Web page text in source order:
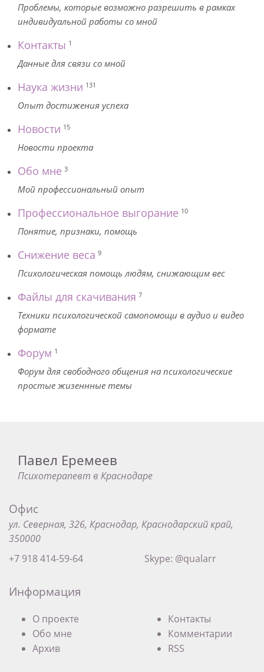
Проблемы, которые возможно разрешить в рамках
индивидуальной работы со мной
Контакты 1
Данные для связи со мной
Наука жизни 131
Опыт достижения успеха
Новости 15
Новости проекта
Обо мне 3
Мой профессиональный опыт
Профессиональное выгорание 10
Понятие, признаки, помощь
Снижение веса 9
Психологическая помощь людям, снижающим вес
Файлы для скачивания 7
Техники психологической самопомощи в аудио и видео
формате
Форум 1
Форум для свободного общения на психологические
простые жизеннные темы
Павел Еремеев
Психотерапевт в Краснодаре
Офис
ул. Северная, 326, Краснодар, Краснодарский край,
350000
+7 918 414-59-64
Skype: @qualarr
Информация
О проекте
Обо мне
Архив
Контакты
Комментарии
RSS